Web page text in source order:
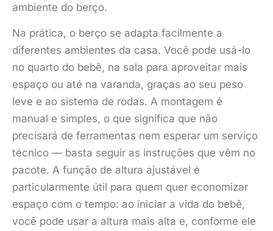
ambiente do berço.
Na prática, o berço se adapta facilmente a
diferentes ambientes da casa. Você pode usá-lo
no quarto do bebê, na sala para aproveitar mais
espaço ou até na varanda, graças ao seu peso
leve e ao sistema de rodas. A montagem é
manual e simples, o que significa que não
precisará de ferramentas nem esperar um serviço
técnico — basta seguir as instruções que vêm no
pacote. A função de altura ajustável é
particularmente útil para quem quer economizar
espaço com o tempo: ao iniciar a vida do bebê,
você pode usar a altura mais alta e, conforme ele